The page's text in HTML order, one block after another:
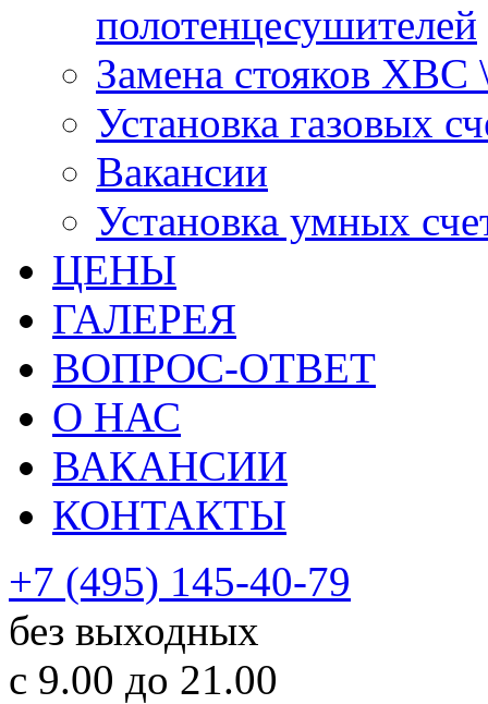
полотенцесушителей
Замена стояков
Установка газовых
Вакансии
Установка умных
ЦЕНЫ
ГАЛЕРЕЯ
ВОПРОС-ОТВЕТ
О НАС
ВАКАНСИИ
КОНТАКТЫ
+7 (495) 145-40-79
без выходных
с 9.00 до 21.00